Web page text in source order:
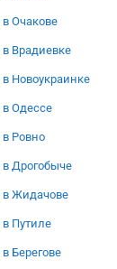
Очакове
Врадиевке
Новоукраинке
Одессе
Ровно
Дрогобыче
в Жидачове
Путиле
Берегове